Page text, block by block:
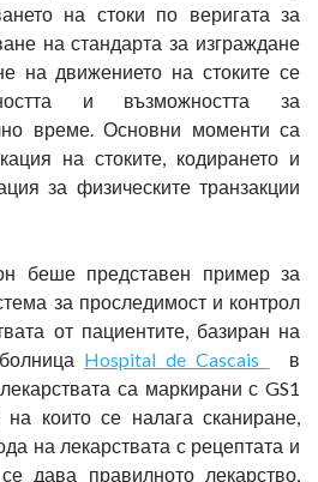
на стоки по веригата за
на стандарта за изграждане
на движението на стоките се
и възможността за
време. Основни моменти са
на стоките, кодирането и
за физическите транзакции
беше представен пример за
за проследимост и контрол
от пациентите, базиран на
Hospital de Cascais
в
са маркирани с GS1
които се налага сканиране,
на лекарствата с рецептата и
дава правилното лекарство,